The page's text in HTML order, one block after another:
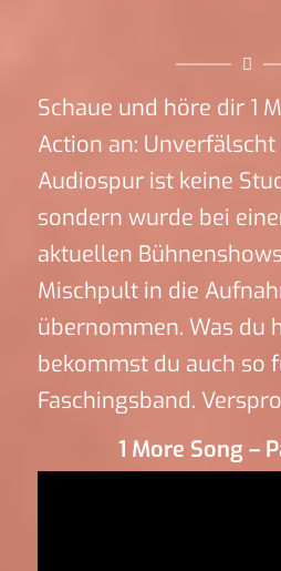
Schaue und höre dir 1
Action an: Unverfälscht
Audiospur ist keine
sondern wurde bei
aktuellen
Mischpult in die
übernommen. Was du
bekommst du auch so
Faschingsband.
1 More Song –